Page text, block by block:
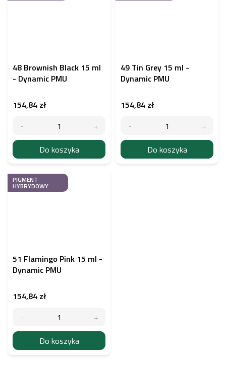
48 Brownish Black 15 ml
- Dynamic PMU
154,84 zł
Do koszyka
49 Tin Grey 15 ml -
Dynamic PMU
154,84 zł
Do koszyka
PIGMENT
HYBRYDOWY
51 Flamingo Pink 15 ml -
Dynamic PMU
154,84 zł
Do koszyka